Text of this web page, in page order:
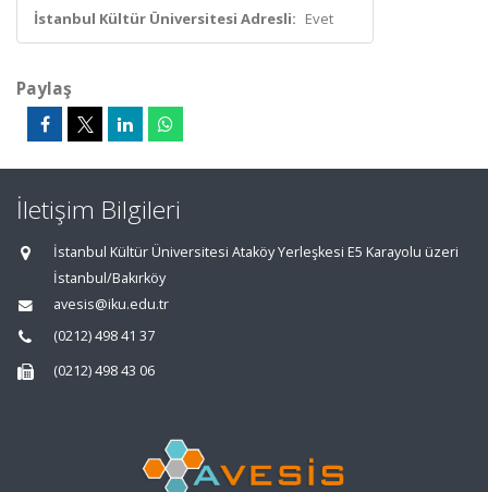
İstanbul Kültür Üniversitesi Adresli: Evet
Paylaş
İletişim Bilgileri
İstanbul Kültür Üniversitesi Ataköy Yerleşkesi E5 Karayolu üzeri
İstanbul/Bakırköy
avesis@iku.edu.tr
(0212) 498 41 37
(0212) 498 43 06